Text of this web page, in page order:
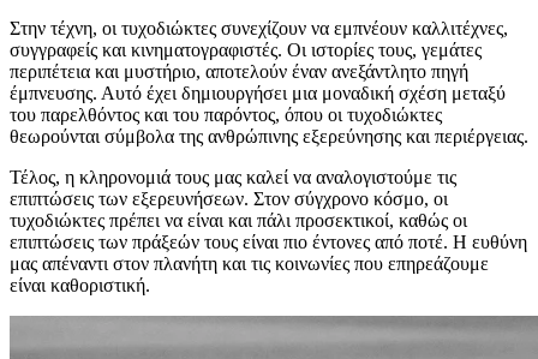
Στην τέχνη, οι τυχοδιώκτες συνεχίζουν να εμπνέουν καλλιτέχνες,
συγγραφείς και κινηματογραφιστές. Οι ιστορίες τους, γεμάτες
περιπέτεια και μυστήριο, αποτελούν έναν ανεξάντλητο πηγή
έμπνευσης. Αυτό έχει δημιουργήσει μια μοναδική σχέση μεταξύ
του παρελθόντος και του παρόντος, όπου οι τυχοδιώκτες
θεωρούνται σύμβολα της ανθρώπινης εξερεύνησης και περιέργειας.
Τέλος, η κληρονομιά τους μας καλεί να αναλογιστούμε τις
επιπτώσεις των εξερευνήσεων. Στον σύγχρονο κόσμο, οι
τυχοδιώκτες πρέπει να είναι και πάλι προσεκτικοί, καθώς οι
επιπτώσεις των πράξεών τους είναι πιο έντονες από ποτέ. Η ευθύνη
μας απέναντι στον πλανήτη και τις κοινωνίες που επηρεάζουμε
είναι καθοριστική.